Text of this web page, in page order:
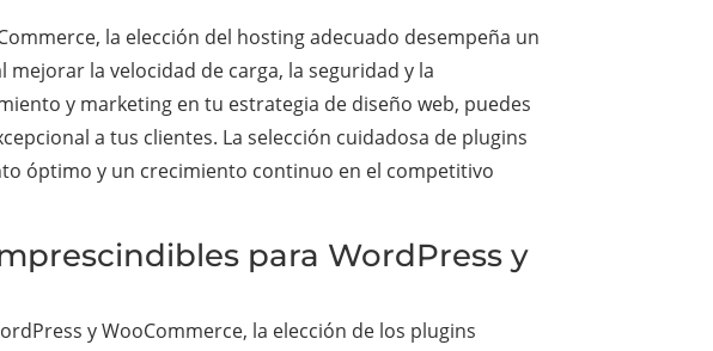
la elección del hosting adecuado desempeña un
la velocidad de carga, la seguridad y la
y marketing en tu estrategia de diseño web, puedes
a tus clientes. La selección cuidadosa de plugins
óptimo y un crecimiento continuo en el competitivo
para WordPress y
y WooCommerce, la elección de los plugins